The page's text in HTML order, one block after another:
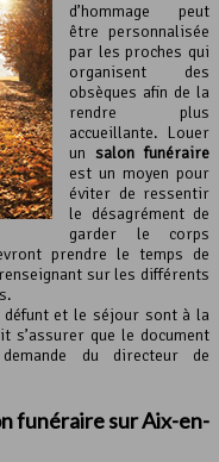
d’hommage peut
être personnalisée
par les proches qui
organisent des
obsèques afin de la
rendre plus
accueillante. Louer
un salon funéraire
est un moyen pour
éviter de ressentir
le désagrément de
garder le corps
prendre le temps de
sur les différents
défunt et le séjour sont à la
s’assurer que le document
du directeur de
funérairesur Aix-en-